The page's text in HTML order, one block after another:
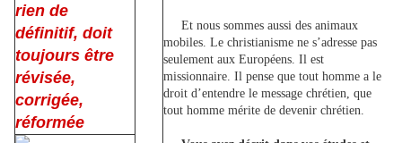
rien de
définitif, doit
toujours être
révisée,
corrigée,
réformée
Et nous sommes aussi des animaux
mobiles. Le christianisme ne s’adresse pas
seulement aux Européens. Il est
missionnaire. Il pense que tout homme a le
droit d’entendre le message chrétien, que
tout homme mérite de devenir chrétien.